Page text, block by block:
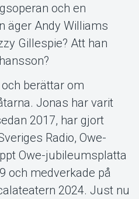
och en
äger Andy Williams
Gillespie? Att han
berättar om
Jonas har varit
2017, har gjort
Radio, Owe-
Owe-jubileumsplatta
och medverkade på
2024. Just nu